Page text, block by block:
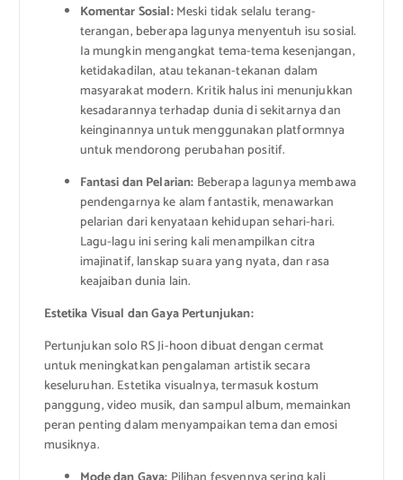
Komentar Sosial:Meski tidak selalu terang-
terangan, beberapa lagunya menyentuh isu sosial.
Ia mungkin mengangkat tema-tema kesenjangan,
ketidakadilan, atau tekanan-tekanan dalam
masyarakat modern. Kritik halus ini menunjukkan
kesadarannya terhadap dunia di sekitarnya dan
keinginannya untuk menggunakan platformnya
untuk mendorong perubahan positif.
Fantasi dan Pelarian: Beberapa lagunya membawa
pendengarnya ke alam fantastik, menawarkan
pelarian dari kenyataan kehidupan sehari-hari.
Lagu-lagu ini sering kali menampilkan citra
imajinatif, lanskap suara yang nyata, dan rasa
keajaiban dunia lain.
Estetika Visual dan Gaya Pertunjukan:
Pertunjukan solo RS Ji-hoon dibuat dengan cermat
untuk meningkatkan pengalaman artistik secara
keseluruhan. Estetika visualnya, termasuk kostum
panggung, video musik, dan sampul album, memainkan
peran penting dalam menyampaikan tema dan emosi
musiknya.